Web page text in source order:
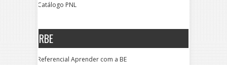
Catálogo PNL
RBE
Referencial Aprender com a BE